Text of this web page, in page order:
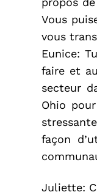
Vous
vous
Eunice:
faire et
secteur
Ohio
façon
Juliette: